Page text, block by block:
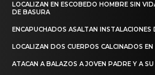
LOCALIZAN EN ESCOBEDO HOMBRE SIN
DE BASURA
ENCAPUCHADOS ASALTAN INSTALACIONES
LOCALIZAN DOS CUERPOS CALCINADOS
ATACAN A BALAZOS A JOVEN PADRE Y A